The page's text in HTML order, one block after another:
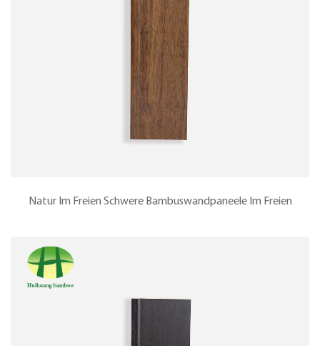
Natur Im Freien Schwere Bambuswandpaneele Im Freien